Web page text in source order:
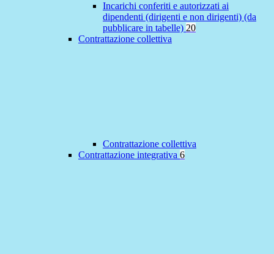
Incarichi conferiti e autorizzati ai
dipendenti (dirigenti e non dirigenti) (da
pubblicare in tabelle) 20
Contrattazione collettiva
Contrattazione collettiva
Contrattazione integrativa 6